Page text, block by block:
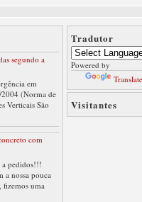
segundo a
em
(Norma de
Verticais São
com
a pedidos!!!
a nossa pouca
uma
Tradutor
Powered by
Visitantes